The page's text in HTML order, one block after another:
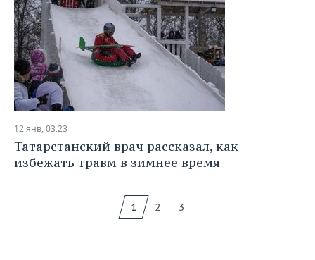
12 янв, 03:23
Татарстанский врач рассказал, как
избежать травм в зимнее время
1 2 3